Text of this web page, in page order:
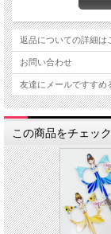
返品についての詳細は
お問い合わせ
友達にメールですすめ
この商品をチェッ